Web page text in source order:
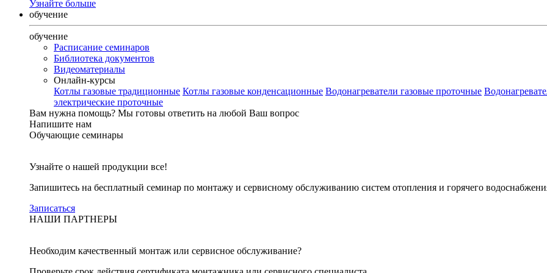
Узнайте больше
обучение
обучение
Расписание семинаров
Библиотека документов
Видеоматериалы
Онлайн-курсы
Котлы газовые традиционные Котлы газовые конденсационные Водонагреватели газовые проточные
электрические проточные
Вам нужна помощь? Мы готовы ответить на любой Ваш вопрос
Напишите нам
Обучающие семинары
Узнайте о нашей продукции все!
Запишитесь на бесплатный семинар по монтажу и сервисному обслуживанию систем отопления и горячего
Записаться
НАШИ ПАРТНЕРЫ
Необходим качественный монтаж или сервисное обслуживание?